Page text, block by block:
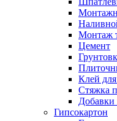
Монтаж
Цемент
Клей
Стяжка
Добавки
Гипсокартон